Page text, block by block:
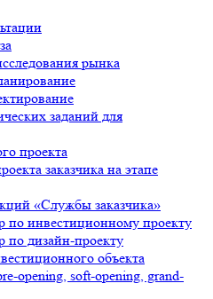
рынка
заданий для
проекта
заказчика на этапе
«Службы заказчика»
по инвестиционному проекту
по дизайн-проекту
объекта
opening, soft-opening, grand-